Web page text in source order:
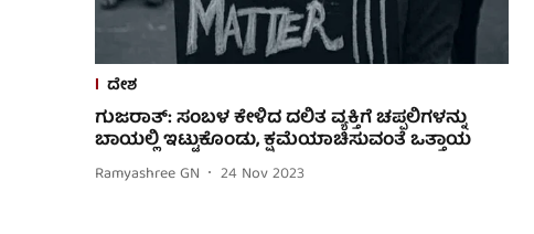
ದೇಶ
ಗುಜರಾತ್: ಸಂಬಳ ಕೇಳಿದ ದಲಿತ ವ್ಯಕ್ತಿಗೆ ಚಪ್ಪಲಿಗಳನ್ನು
ಬಾಯಲ್ಲಿ ಇಟ್ಟುಕೊಂಡು, ಕ್ಷಮೆಯಾಚಿಸುವಂತೆ ಒತ್ತಾಯ
Ramyashree GN 24 Nov 2023